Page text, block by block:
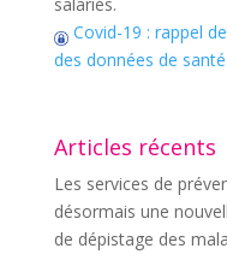
Covid-19 : rappel
des données de
Articles récents
Les services de
désormais une
de dépistage des